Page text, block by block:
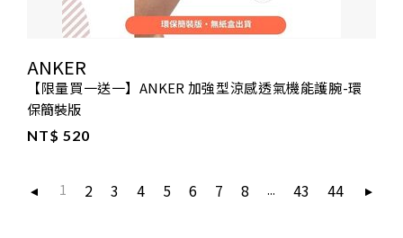
ANKER
【限量買一送一】ANKER 加強型涼感透氣機能護腕-環
保簡裝版
NT$ 520
1 2 3 4 5 6 7 8 ... 43 44